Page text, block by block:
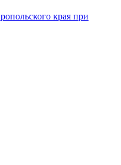
края при